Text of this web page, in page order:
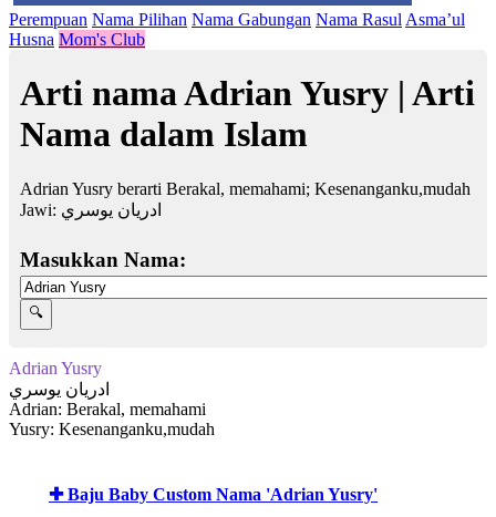
Perempuan Nama Pilihan Nama Gabungan Nama Rasul Asma’ul
Husna Mom's Club
Arti nama Adrian Yusry | Arti
Nama dalam Islam
Adrian Yusry berarti Berakal, memahami; Kesenanganku,mudah
Jawi: ادريان يوسري
Masukkan Nama:
Adrian Yusry
ادريان يوسري
Adrian: Berakal, memahami
Yusry: Kesenanganku,mudah
✚ Baju Baby Custom Nama 'Adrian Yusry'